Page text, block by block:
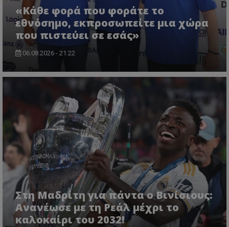
«Κάθε φορά που φοράτε το
εθνόσημο, εκπροσωπείτε μια χώρα
που πιστεύει σε εσάς»
06.08.2026 - 21:22
Στη Μαδρίτη για πάντα ο Βινίσιους:
Ανανέωσε με τη Ρεάλ μέχρι το
καλοκαίρι του 2032!